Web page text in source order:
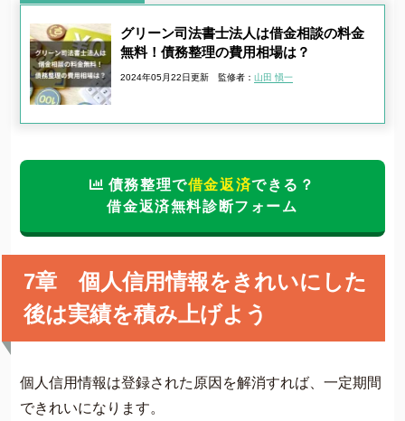
グリーン司法書士法人は借金相談の料金
無料！債務整理の費用相場は？
2024年05月22日更新 監修者： 山田 愼一
債務整理で借金返済できる？
借金返済無料診断フォーム
7章 個人信用情報をきれいにした
後は実績を積み上げよう
個人信用情報は登録された原因を解消すれば、一定期間
できれいになります。